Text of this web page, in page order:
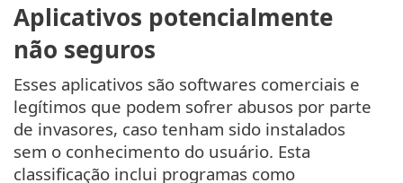
Aplicativos potencialmente
não seguros
Esses aplicativos são softwares comerciais e
legítimos que podem sofrer abusos por parte
de invasores, caso tenham sido instalados
sem o conhecimento do usuário. Esta
classificação inclui programas como